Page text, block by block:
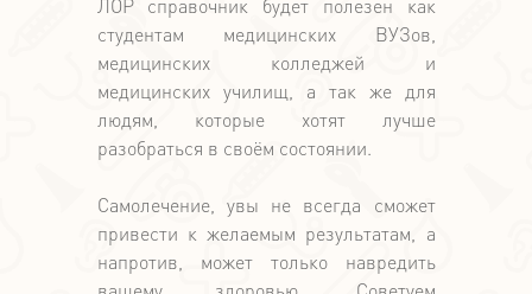
ЛОР справочник будет полезен как
студентам медицинских ВУЗов,
медицинских колледжей и
медицинских училищ, а так же для
людям, которые хотят лучше
разобраться в своём состоянии.
Самолечение, увы не всегда сможет
привести к желаемым результатам, а
напротив, может только навредить